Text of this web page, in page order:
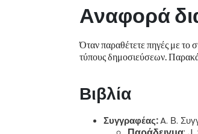
Αναφορά
Όταν παραθέτετε πηγές με το
τύπους δημοσιεύσεων.
Βιβλία
Συγγραφέας:A. Β.